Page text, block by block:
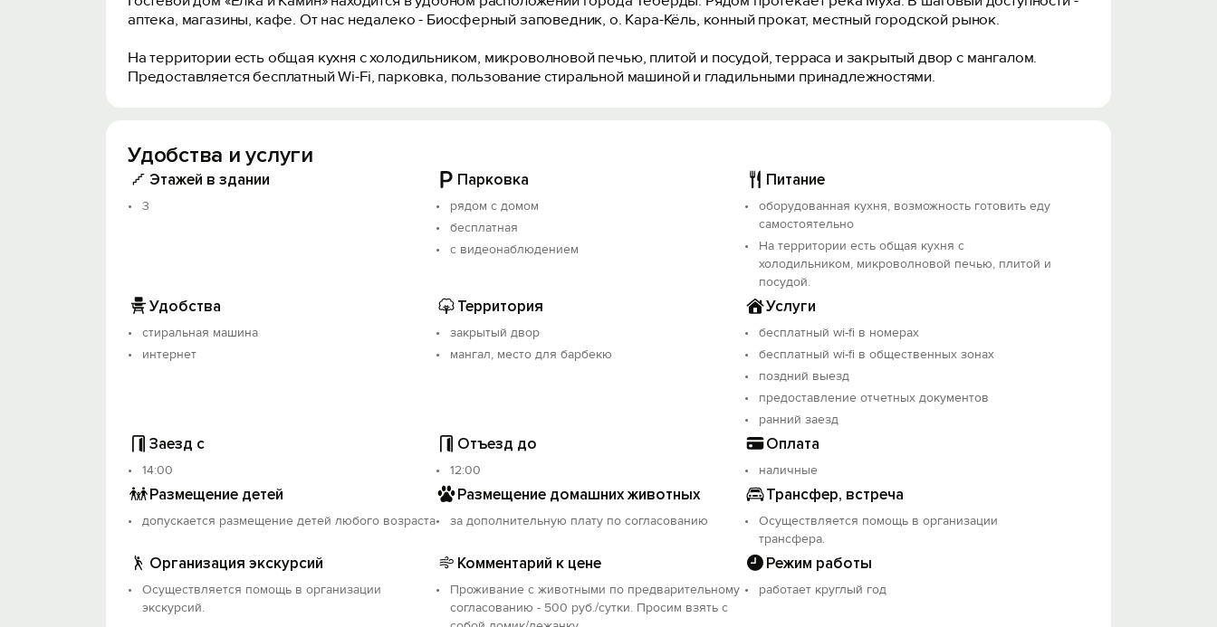
аптека, магазины, кафе. От нас недалеко - Биосферный заповедник, о. Кара-Кёль, конный прокат, местный городской рынок.
На территории есть общая кухня с холодильником, микроволновой печью, плитой и посудой, терраса и закрытый двор с мангалом.
Предоставляется бесплатный Wi-Fi, парковка, пользование стиральной машиной и гладильными принадлежностями.
Удобства и услуги
Этажей в здании
3
Парковка
рядом с домом
бесплатная
с видеонаблюдением
Питание
оборудованная кухня, возможность готовить еду
самостоятельно
На территории есть общая кухня с
холодильником, микроволновой печью, плитой и
посудой.
Удобства
стиральная машина
интернет
Территория
закрытый двор
мангал, место для барбекю
Услуги
бесплатный wi-fi в номерах
бесплатный wi-fi в общественных зонах
поздний выезд
предоставление отчетных документов
ранний заезд
Заезд с
14:00
Отъезд до
12:00
Оплата
наличные
Размещение детей
допускается размещение детей любого возраста
Размещение домашних животных
за дополнительную плату по согласованию
Трансфер, встреча
Осуществляется помощь в организации
трансфера.
Организация экскурсий
Осуществляется помощь в организации
экскурсий.
Комментарий к цене
Проживание с животными по предварительному
согласованию - 500 руб./сутки. Просим взять с
Режим работы
работает круглый год